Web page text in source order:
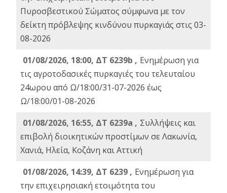
Πυροσβεστικού Σώματος σύμφωνα με τον
δείκτη πρόβλεψης κινδύνου πυρκαγιάς στις 03-
08-2026
01/08/2026, 18:00, ΔΤ 6239b , Ενημέρωση για
τις αγροτοδασικές πυρκαγιές του τελευταίου
24ωρου από Ω/18:00/31-07-2026 έως
Ω/18:00/01-08-2026
01/08/2026, 16:55, ΔΤ 6239a , Συλλήψεις και
επιβολή διοικητικών προστίμων σε Λακωνία,
Χανιά, Ηλεία, Κοζάνη και Αττική
01/08/2026, 14:39, ΔΤ 6239 , Ενημέρωση για
την επιχειρησιακή ετοιμότητα του